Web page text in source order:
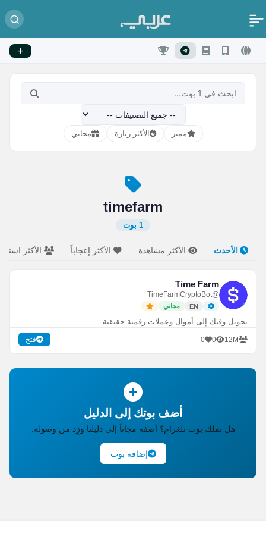
مميز الأكثر زيارة مجاني
timefarm
1 بوت
الأحدث الأكثر مشاهدة الأكثر إعجاباً الأكثر
Time Farm
@TimeFarmCryptoBot
EN مجاني
تحويل وقتك إلى أموال وعملات رقمية حقيقية
12M
0
0 فتح
أضف بوتك إلى الدليل
هل تملك بوت تلغرام؟ أضفه مجاناً إلى دليلنا وزِد من وصوله.
إضافة بوت